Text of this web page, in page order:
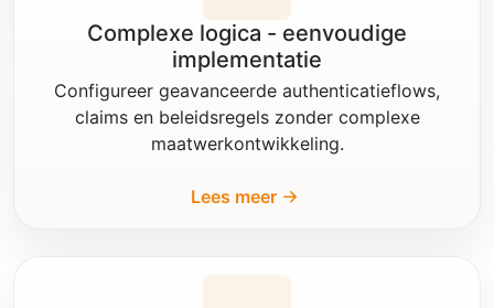
Complexe logica - eenvoudige
implementatie
Configureer geavanceerde authenticatieflows,
claims en beleidsregels zonder complexe
maatwerkontwikkeling.
Lees meer